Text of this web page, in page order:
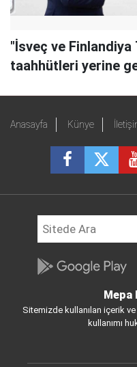
"İsveç ve
taahhütleri yerine
Anasayfa Künye
Mepa
Sitemizde kullanılan içerik
kullanımı